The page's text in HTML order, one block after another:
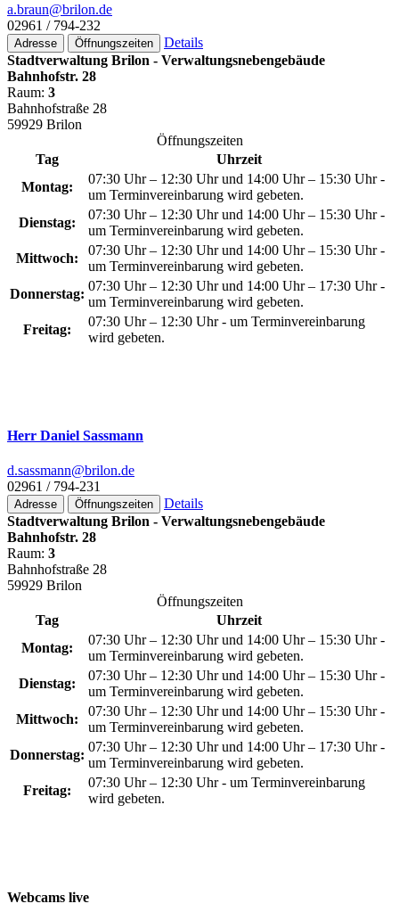
a.braun@­brilon.de
02961 / 794-232
Adresse Öffnungszeiten
Details
Stadtverwaltung Brilon - Verwaltungsnebengebäude
Bahnhofstr. 28
Raum: 3
Bahnhofstraße 28
59929 Brilon
Öffnungszeiten
Tag
Uhrzeit
Montag:
07:30 Uhr – 12:30 Uhr und 14:00 Uhr – 15:30 Uhr -
um Terminvereinbarung wird gebeten.
Dienstag:
07:30 Uhr – 12:30 Uhr und 14:00 Uhr – 15:30 Uhr -
um Terminvereinbarung wird gebeten.
Mittwoch:
07:30 Uhr – 12:30 Uhr und 14:00 Uhr – 15:30 Uhr -
um Terminvereinbarung wird gebeten.
Donnerstag:
07:30 Uhr – 12:30 Uhr und 14:00 Uhr – 17:30 Uhr -
um Terminvereinbarung wird gebeten.
Freitag:
07:30 Uhr – 12:30 Uhr - um Terminvereinbarung
wird gebeten.
Herr Daniel Sassmann
d.sassmann@­brilon.de
02961 / 794-231
Adresse Öffnungszeiten
Details
Stadtverwaltung Brilon - Verwaltungsnebengebäude
Bahnhofstr. 28
Raum: 3
Bahnhofstraße 28
59929 Brilon
Öffnungszeiten
Tag
Uhrzeit
Montag:
07:30 Uhr – 12:30 Uhr und 14:00 Uhr – 15:30 Uhr -
um Terminvereinbarung wird gebeten.
Dienstag:
07:30 Uhr – 12:30 Uhr und 14:00 Uhr – 15:30 Uhr -
um Terminvereinbarung wird gebeten.
Mittwoch:
07:30 Uhr – 12:30 Uhr und 14:00 Uhr – 15:30 Uhr -
um Terminvereinbarung wird gebeten.
Donnerstag:
07:30 Uhr – 12:30 Uhr und 14:00 Uhr – 17:30 Uhr -
um Terminvereinbarung wird gebeten.
Freitag:
07:30 Uhr – 12:30 Uhr - um Terminvereinbarung
wird gebeten.
Webcams live